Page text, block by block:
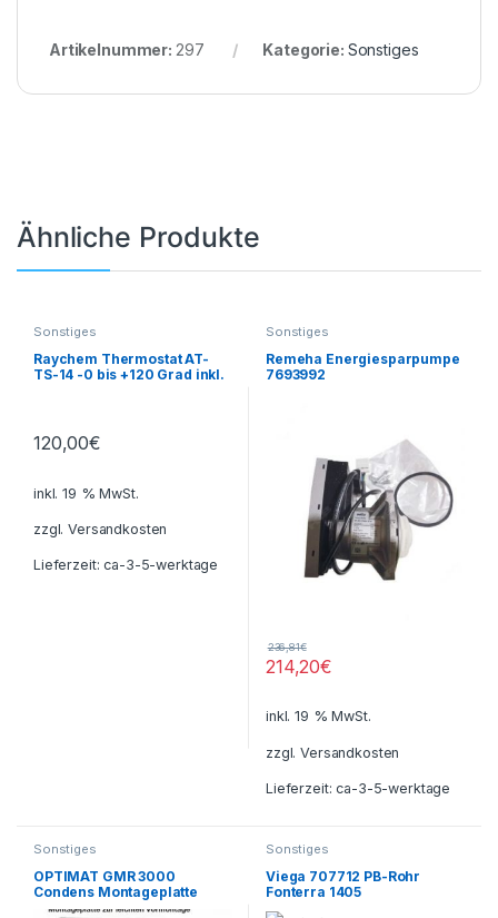
Artikelnummer: 297 Kategorie: Sonstiges
Ähnliche Produkte
Sonstiges
Raychem Thermostat AT-
TS-14 -0 bis +120 Grad inkl.
120,00€
inkl. 19 % MwSt.
zzgl.Versandkosten
Lieferzeit:ca-3-5-werktage
Sonstiges
Remeha Energiesparpumpe
7693992
214,20€
236,81€
inkl. 19 % MwSt.
zzgl.Versandkosten
Lieferzeit:ca-3-5-werktage
Sonstiges
OPTIMAT GMR 3000
Condens Montageplatte
Sonstiges
Viega 707712 PB-Rohr
Fonterra 1405
12×1,3mmx120m 120Meter